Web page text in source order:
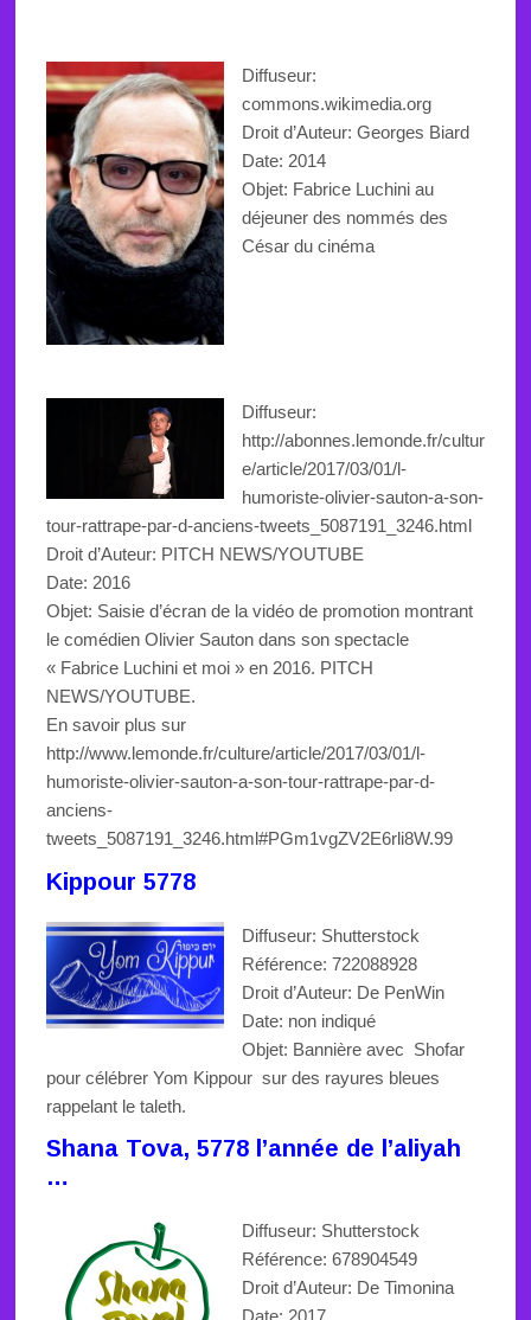
Diffuseur:
commons.wikimedia.org
Droit d’Auteur: Georges Biard
Date: 2014
Objet: Fabrice Luchini au
déjeuner des nommés des
César du cinéma
Diffuseur:
http://abonnes.lemonde.fr/cultur
e/article/2017/03/01/l-
humoriste-olivier-sauton-a-son-
tour-rattrape-par-d-anciens-tweets_5087191_3246.html
Droit d’Auteur: PITCH NEWS/YOUTUBE
Date: 2016
Objet: Saisie d’écran de la vidéo de promotion montrant
le comédien Olivier Sauton dans son spectacle
« Fabrice Luchini et moi » en 2016. PITCH
NEWS/YOUTUBE.
En savoir plus sur
http://www.lemonde.fr/culture/article/2017/03/01/l-
humoriste-olivier-sauton-a-son-tour-rattrape-par-d-
anciens-
tweets_5087191_3246.html#PGm1vgZV2E6rli8W.99
Kippour 5778
Diffuseur: Shutterstock
Référence: 722088928
Droit d’Auteur: De PenWin
Date: non indiqué
Objet: Bannière avec Shofar
pour célébrer Yom Kippour sur des rayures bleues
rappelant le taleth.
Shana Tova, 5778 l’année de l’aliyah
…
Diffuseur: Shutterstock
Référence: 678904549
Droit d’Auteur: De Timonina